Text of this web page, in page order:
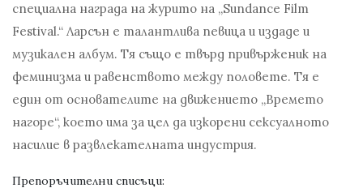
специална награда на журито на „Sundance Film
Festival.“ Ларсън е талантлива певица и издаде и
музикален албум. Тя също е твърд привърженик на
феминизма и равенството между половете. Тя е
един от основателите на движението „Времето
нагоре“, което има за цел да изкорени сексуалното
насилие в развлекателната индустрия.
Препоръчителни списъци: